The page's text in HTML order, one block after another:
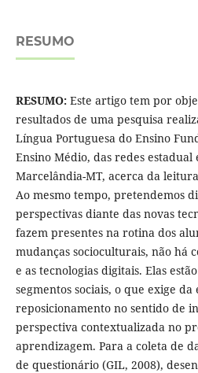
RESUMO
RESUMO:Este artigo tem por
resultados de uma pesquisa
Língua Portuguesa do Ensino
Ensino Médio, das redes
Marcelândia-MT, acerca da
Ao mesmo tempo, pretendemos
perspectivas diante das novas
fazem presentes na rotina dos
mudanças socioculturais, não há
e as tecnologias digitais. Elas
segmentos sociais, o que exige da
reposicionamento no sentido de
perspectiva contextualizada no
aprendizagem. Para a coleta de
de questionário (GIL, 2008),